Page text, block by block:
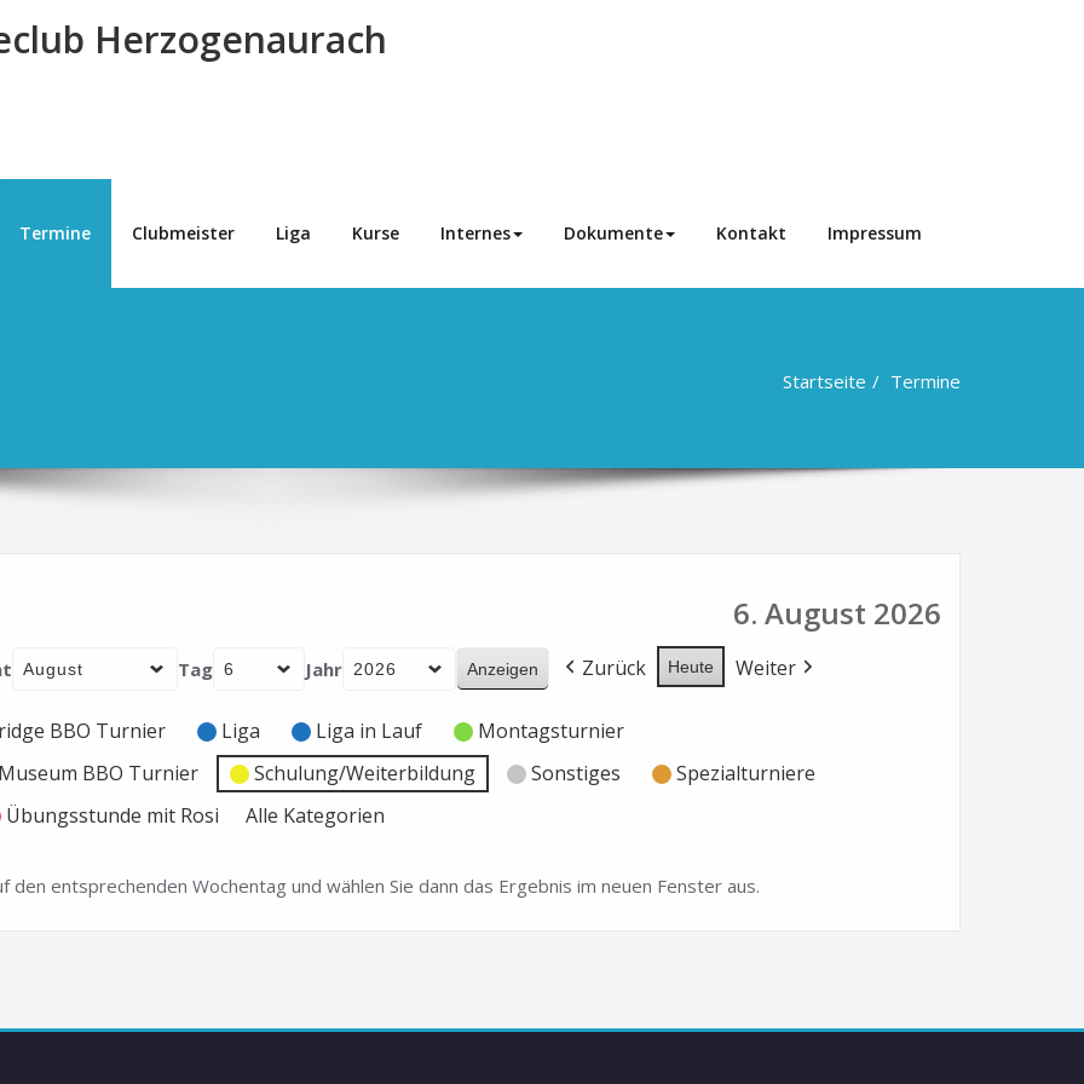
Herzogenaurach
Termine Clubmeister Liga Kurse Internes Dokumente Kontakt Impressum
Startseite Termine
6. August 2026
Tag Jahr Zurück Heute Weiter
BBO Turnier Liga Liga in Lauf
Montagsturnier
BBO Turnier
Schulung/Weiterbildung Sonstiges
Spezialturniere
Übungsstunde mit Rosi Alle Kategorien
den entsprechenden Wochentag und wählen Sie dann das Ergebnis im neuen Fenster aus.